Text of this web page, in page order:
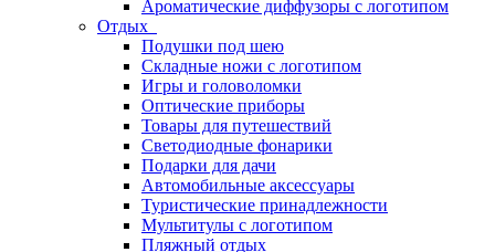
Ароматические диффузоры с логотипом
Отдых
Подушки под шею
Складные ножи с логотипом
Игры и головоломки
Оптические приборы
Товары для путешествий
Светодиодные фонарики
Подарки для дачи
Автомобильные аксессуары
Туристические принадлежности
Мультитулы с логотипом
Пляжный отдых